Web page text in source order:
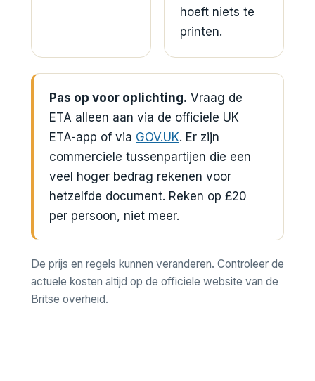
hoeft niets te
printen.
Pas op voor oplichting. Vraag de
ETA alleen aan via de officiele UK
ETA-app of via GOV.UK. Er zijn
commerciele tussenpartijen die een
veel hoger bedrag rekenen voor
hetzelfde document. Reken op £20
per persoon, niet meer.
De prijs en regels kunnen veranderen. Controleer de
actuele kosten altijd op de officiele website van de
Britse overheid.